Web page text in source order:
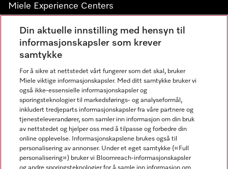
Miele Experience Centers
Miele Experience Center Nesbru
Miele Outlet Nesbru
Nyhetsbrev
Din aktuelle innstilling med hensyn til
informasjonskapsler som krever
samtykke
For å sikre at nettstedet vårt fungerer som det skal, bruker
Miele viktige informasjonskapsler. Med ditt samtykke bruker vi
også ikke-essensielle informasjonskapsler og
sporingsteknologier til markedsførings- og analyseformål,
inkludert tredjeparts informasjonskapsler fra våre partnere og
tjenesteleverandører, som samler inn informasjon om din bruk
av nettstedet og hjelper oss med å tilpasse og forbedre din
online opplevelse. Informasjonskapslene brukes også til
personalisering av annonser. Under et eget samtykke («Full
personalisering») bruker vi Bloomreach-informasjonskapsler